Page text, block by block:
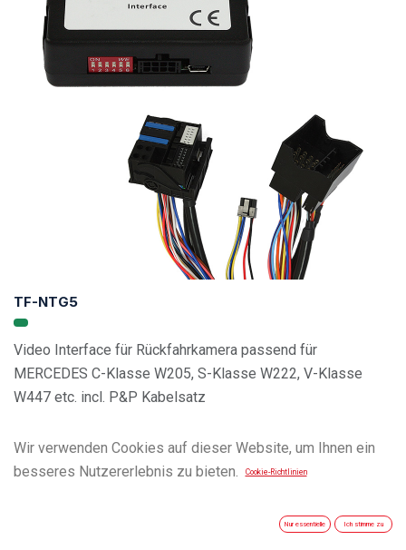
TF-NTG5
Video Interface für Rückfahrkamera passend für
MERCEDES C-Klasse W205, S-Klasse W222, V-Klasse
W447 etc. incl. P&P Kabelsatz
Wir verwenden Cookies auf dieser Website, um Ihnen ein
besseres Nutzererlebnis zu bieten.
Cookie-Richtlinien
Nur essentielle Ich stimme zu